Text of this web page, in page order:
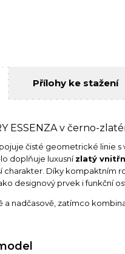
Přílohy ke stažení
ESSENZA v černo-
čisté geometrické linie s
doplňuje luxusnízlatý
charakter. Díky kompaktním
designový prvek i funkční
a nadčasově, zatímco